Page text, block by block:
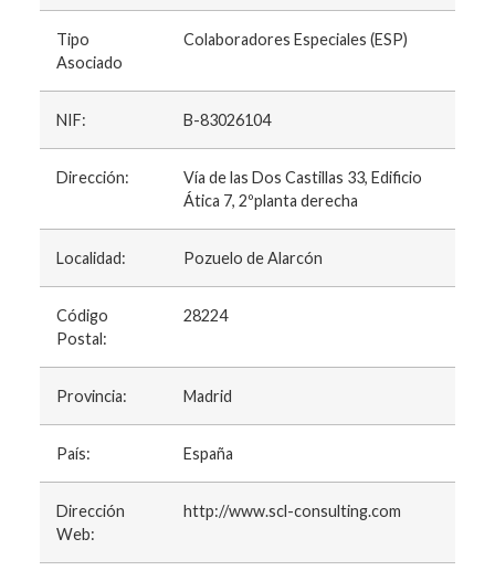
Tipo
Asociado
Colaboradores Especiales (ESP)
NIF: B-83026104
Dirección:
Vía de las Dos Castillas 33, Edificio
Ática 7, 2ºplanta derecha
Localidad: Pozuelo de Alarcón
Código
Postal:
28224
Provincia: Madrid
País: España
Dirección
Web:
http://www.scl-consulting.com